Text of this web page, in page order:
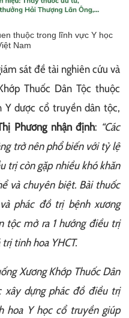
thuộc trong lĩnh vực Y học
Nam
sát đề tài nghiên cứu và
Thuốc Dân Tộc thuộc
Y dược cổ truyền dân tộc,
Phươngnhận định: “Các
trở nên phổ biến với tỷ lệ
trị còn gặp nhiều khó khăn
và chuyên biệt. Bài thuốc
phác đồ trị bệnh xương
tộc mở ra 1 hướng điều trị
tinh hoa YHCT.
Xương Khớp Thuốc Dân
xây dựng phác đồ điều trị
hoa Y học cổ truyền giúp